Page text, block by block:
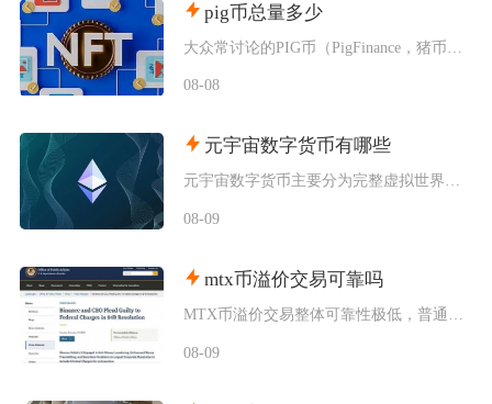
pig币总量多少
08-08
元宇宙数字货币有哪些
元宇宙数字货币主要分为完整虚拟世界原生代币、GameFi链游元宇宙代币、元宇宙基础设施功能
08-09
mtx币溢价交易可靠吗
08-09